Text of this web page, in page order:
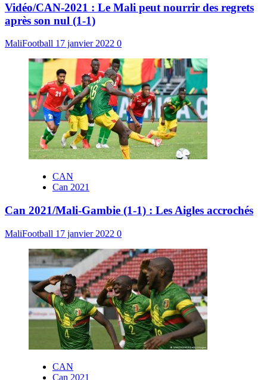
Vidéo/CAN-2021 : Le Mali peut nourrir des regrets
après son nul (1-1)
MaliFootball 17 janvier 2022 0
CAN
Can 2021
Can 2021/Mali-Gambie (1-1) : Les Aigles accrochés
MaliFootball 17 janvier 2022 0
CAN
Can 2021